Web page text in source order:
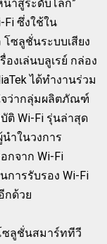
าสู่ระดับโลก”
Fi ซึ่งใช้ใน
ซลูชั่นระบบเสียง
งเล่นบลูเรย์ กล่อง
ได้ทำงานร่วม
จว่ากลุ่มผลิตภัณฑ์
ติ Wi-Fi รุ่นล่าสุด
ำในวงการ
กจาก Wi-Fi
การรับรอง Wi-Fi
กด้วย
ซลูชั่นสมาร์ททีวี